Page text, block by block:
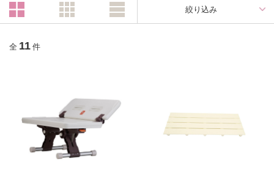
絞り込み
全 11 件